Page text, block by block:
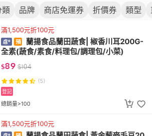
類 品牌 商店免運券 折價券 類型
滿1,500元折100元
蘭揚食品蘭田蔬食| 椒香川耳200G-
全素(蔬食/素食/料理包/調理包/小菜)
$89 $104
(5)
總銷量>100
登記
滿1,500元折100元